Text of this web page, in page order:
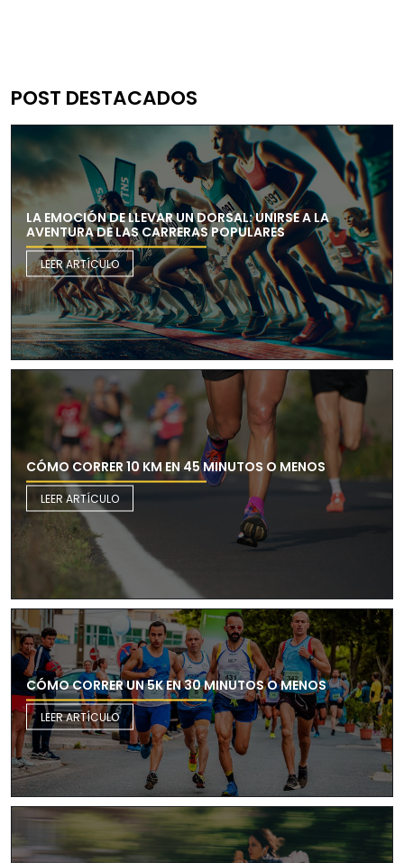
POST DESTACADOS
LA EMOCIÓN DE LLEVAR UN DORSAL: UNIRSE A LA
AVENTURA DE LAS CARRERAS POPULARES
LEER ARTÍCULO
CÓMO CORRER 10 KM EN 45 MINUTOS O MENOS
LEER ARTÍCULO
CÓMO CORRER UN 5K EN 30 MINUTOS O MENOS
LEER ARTÍCULO